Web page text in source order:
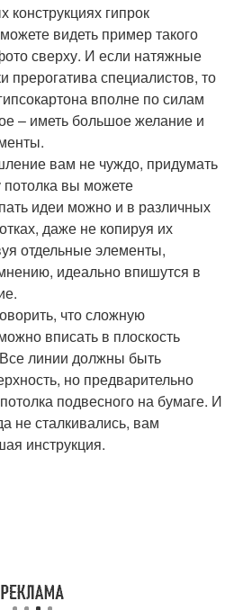
конструкциях гипрок
видеть пример такого
сверху. И если натяжные
прерогатива специалистов, то
вполне по силам
– иметь большое желание и
вам не чуждо, придумать
вы можете
идеи можно и в различных
даже не копируя их
отдельные элементы,
идеально впишутся в
что сложную
вписать в плоскость
Все линии должны быть
но предварительно
подвесного на бумаге. И
не сталкивались, вам
инструкция.